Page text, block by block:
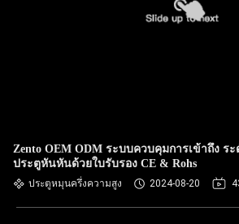
Zento OEM ODM ระบบควบคุมการเข้าถึง ร
ประตูหันหันด้วยใบรับรอง CE & Rohs
ประตูหมุนครึ่งความสูง 2024-08-20